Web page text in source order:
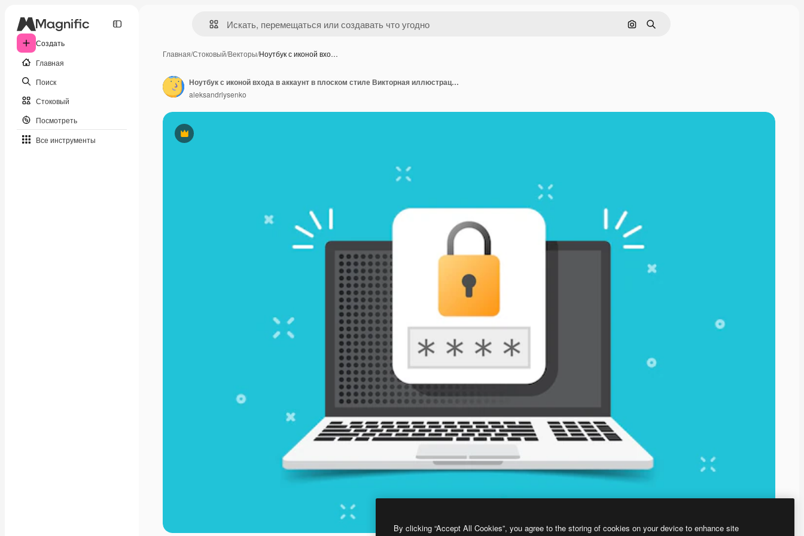
Создать
Главная
Поиск
Стоковый
Посмотреть
Все инструменты
Поиск по изображению
Поиск
Главная/Стоковый/Векторы/Ноутбук с иконой вхо…
Премиум
Ноутбук с иконой входа в аккаунт в плоском стиле Викторная иллюстрация страницы формы пароля на изолированном фоне Значок авторизации пользователя Бизнес-концепция
aleksandrlysenko
By clicking “Accept All Cookies”, you agree to the storing of cookies on your device to enhance site